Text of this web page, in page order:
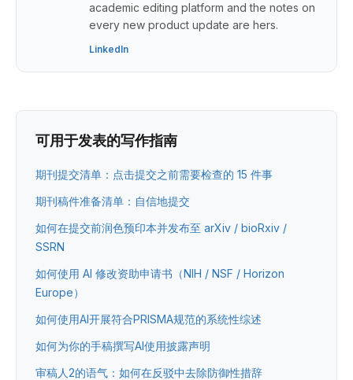
academic editing platform and the notes on
every new product update are hers.
LinkedIn
可用于发表的写作指南
期刊提交清单：点击提交之前需要检查的 15 件事
期刊稿件准备清单：自信地提交
如何在提交前润色预印本并发布至 arXiv / bioRxiv /
SSRN
如何使用 AI 修改资助申请书（NIH / NSF / Horizon
Europe）
如何使用AI开展符合PRISMA规范的系统性综述
如何为你的手稿撰写AI使用披露声明
审稿人2的语气：如何在反驳中去除防御性措辞